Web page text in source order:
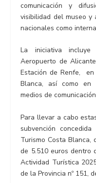
comunicación y
visibilidad del museo
nacionales como
La iniciativa
Aeropuerto de
Estación de Renfe,
Blanca, así como en
medios de
Para llevar a cabo
subvención
Turismo Costa Blanca,
de 5.510 euros dentro
Actividad Turística
de la Provincia nº 151,